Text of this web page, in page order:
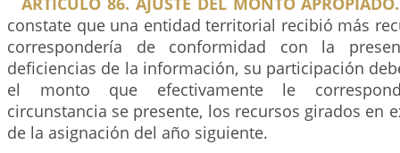
constate que una entidad territorial recibió más
correspondería de conformidad con la
deficiencias de la información, su participación
el monto que efectivamente le
circunstancia se presente, los recursos girados en
de la asignación del año siguiente.